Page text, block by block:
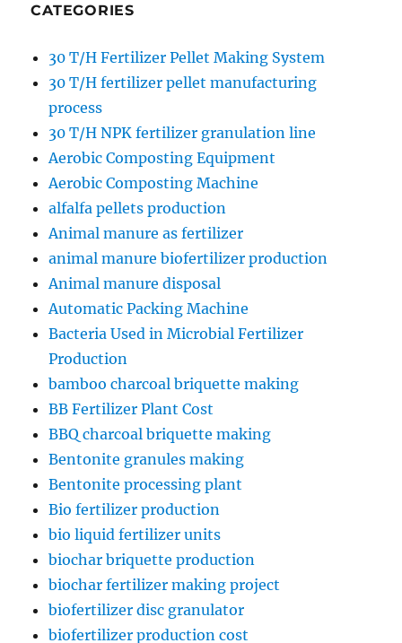
CATEGORIES
30 T/H Fertilizer Pellet Making System
30 T/H fertilizer pellet manufacturing
process
30 T/H NPK fertilizer granulation line
Aerobic Composting Equipment
Aerobic Composting Machine
alfalfa pellets production
Animal manure as fertilizer
animal manure biofertilizer production
Animal manure disposal
Automatic Packing Machine
Bacteria Used in Microbial Fertilizer
Production
bamboo charcoal briquette making
BB Fertilizer Plant Cost
BBQ charcoal briquette making
Bentonite granules making
Bentonite processing plant
Bio fertilizer production
bio liquid fertilizer units
biochar briquette production
biochar fertilizer making project
biofertilizer disc granulator
biofertilizer production cost